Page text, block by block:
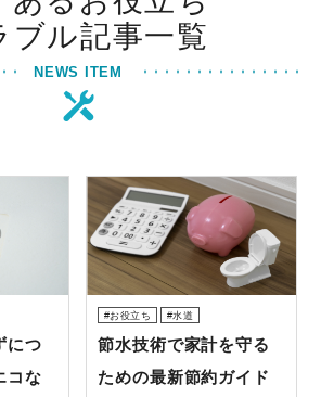
ブル記事一覧
NEWS ITEM
につ
コな
お役立ち 水道
節水技術で家計を守る
ための最新節約ガイド